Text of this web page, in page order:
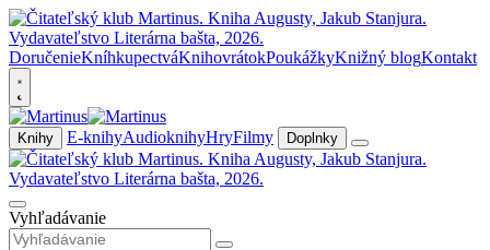
DoručenieKníhkupectváKnihovrátokPoukážkyKnižný blogKontakt
Knihy E-knihyAudioknihyHryFilmy Doplnky
Vyhľadávanie